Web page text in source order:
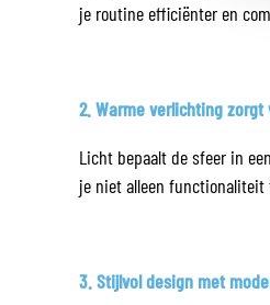
je routine efficiënter en
2. Warme verlichting zorgt
Licht bepaalt de sfeer in
je niet alleen functionaliteit
3. Stijlvol design met